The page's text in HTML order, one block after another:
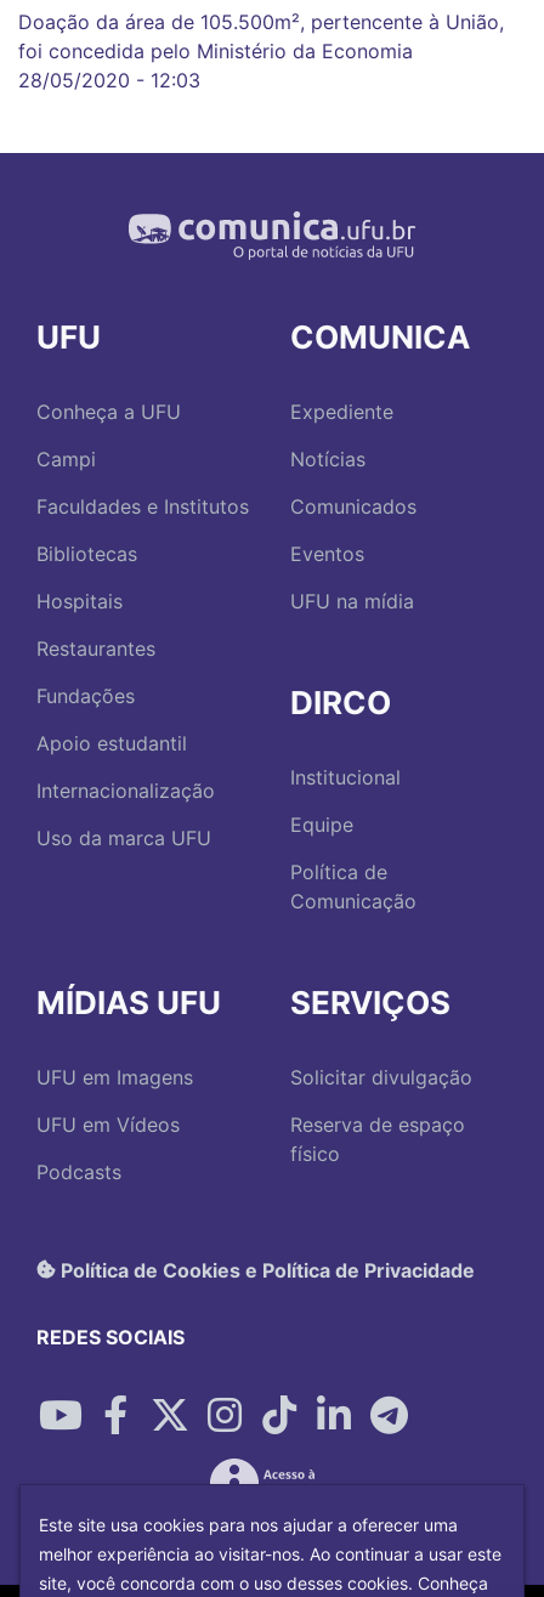
Doação da área de 105.500m², pertencente à União,
foi concedida pelo Ministério da Economia
28/05/2020 - 12:03
UFU
Conheça a UFU
Campi
Faculdades e Institutos
Bibliotecas
Hospitais
Restaurantes
Fundações
Apoio estudantil
Internacionalização
Uso da marca UFU
COMUNICA
Expediente
Notícias
Comunicados
Eventos
UFU na mídia
DIRCO
Institucional
Equipe
Política de
Comunicação
MÍDIAS UFU
UFU em Imagens
UFU em Vídeos
Podcasts
SERVIÇOS
Solicitar divulgação
Reserva de espaço
físico
Política de Cookies e Política de Privacidade
REDES SOCIAIS
Este site usa cookies para nos ajudar a oferecer uma
melhor experiência ao visitar-nos. Ao continuar a usar este
site, você concorda com o uso desses cookies. Conheça